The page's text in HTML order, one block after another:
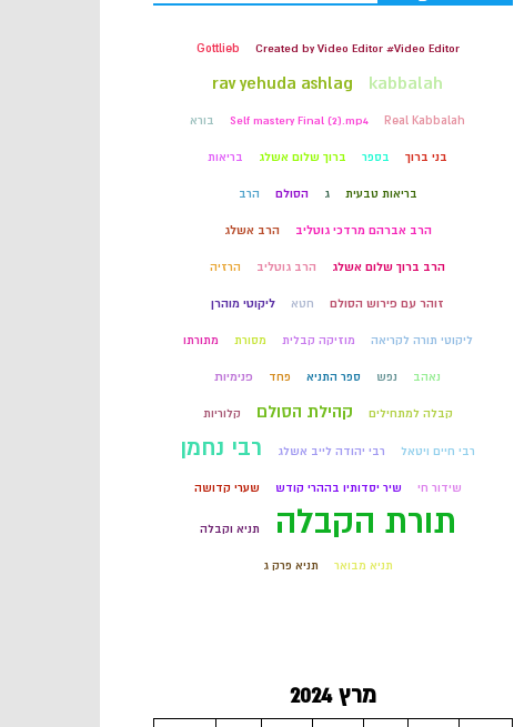
Created by Video Editor #Video Editor
Gottlieb
kabbalah
rav yehuda ashlag
Real Kabbalah
Self mastery Final (2).mp4 בורא
בני ברוך בספר ברוך שלום אשלג בריאות
בריאות טבעית ג הסולם הרב
הרב אברהם מרדכי גוטליב הרב אשלג
הרב ברוך שלום אשלג הרב גוטליב הרזיה
זוהר עם פירוש הסולם חטא ליקוטי מוהרן
ליקוטי תורה לקריאה מוזיקה קבלית מסורת מתורתו
נאהב נפש ספר התניא פחד פנימיות
קבלה למתחילים קהילת הסולם קלוריות
רבי חיים ויטאל רבי יהודה לייב אשלג רבי נחמן
שידור חי שיר יסדותיו בההרי קודש שערי קדושה
תורת הקבלה תניא וקבלה
תניא מבואר תניא פרק ג
מרץ 2024